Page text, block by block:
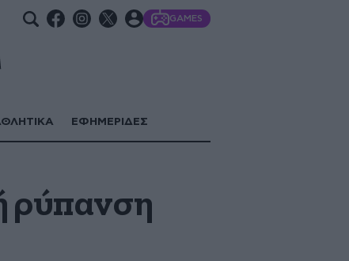
GAMES
ΕΦΗΜΕΡΙΔΕΣ
ρύπανση